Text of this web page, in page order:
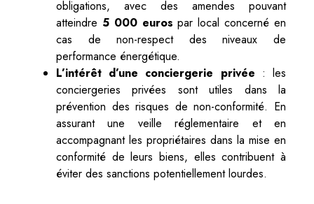
obligations, avec des amendes pouvant
atteindre 5 000 euros par local concerné en
cas de non-respect des niveaux de
performance énergétique.
L’intérêt d’une conciergerie privée : les
conciergeries privées sont utiles dans la
prévention des risques de non-conformité. En
assurant une veille réglementaire et en
accompagnant les propriétaires dans la mise en
conformité de leurs biens, elles contribuent à
éviter des sanctions potentiellement lourdes.